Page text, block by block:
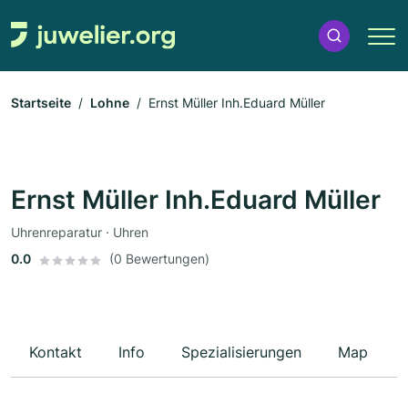
Startseite Lohne Ernst Müller Inh.Eduard Müller
Ernst Müller Inh.Eduard Müller
Uhrenreparatur · Uhren
0.0
(0 Bewertungen)
Kontakt Info Spezialisierungen Map